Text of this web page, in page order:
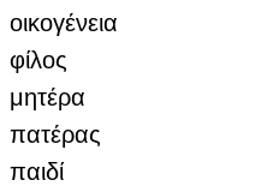
οικογένεια
φίλος
μητέρα
πατέρας
παιδί